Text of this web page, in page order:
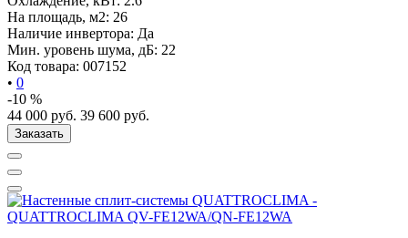
На площадь, м2: 26
Наличие инвертора: Да
Мин. уровень шума, дБ: 22
Код товара: 007152
• 0
-10 %
44 000 руб. 39 600 руб.
Заказать